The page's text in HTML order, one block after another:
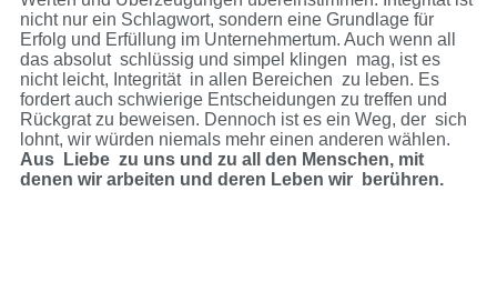
nicht nur ein Schlagwort, sondern eine Grundlage für
Erfolg und Erfüllung im Unternehmertum. Auch wenn all
das absolut schlüssig und simpel klingen mag, ist es
nicht leicht, Integrität in allen Bereichen zu leben. Es
fordert auch schwierige Entscheidungen zu treffen und
Rückgrat zu beweisen. Dennoch ist es ein Weg, der sich
lohnt, wir würden niemals mehr einen anderen wählen.
Aus Liebe zu uns und zu all den Menschen, mit
denen wir arbeiten und deren Leben wir berühren.